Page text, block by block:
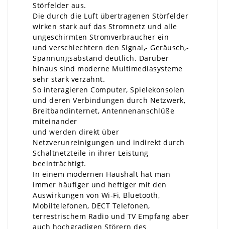
Störfelder aus.
Die durch die Luft übertragenen Störfelder
wirken stark auf das Stromnetz und alle
ungeschirmten Stromverbraucher ein
und verschlechtern den Signal,- Geräusch,-
Spannungsabstand deutlich. Darüber
hinaus sind moderne Multimediasysteme
sehr stark verzahnt.
So interagieren Computer, Spielekonsolen
und deren Verbindungen durch Netzwerk,
Breitbandinternet, Antennenanschlüße
miteinander
und werden direkt über
Netzverunreinigungen und indirekt durch
Schaltnetzteile in ihrer Leistung
beeinträchtigt.
In einem modernen Haushalt hat man
immer häufiger und heftiger mit den
Auswirkungen von Wi-Fi, Bluetooth,
Mobiltelefonen, DECT Telefonen,
terrestrischem Radio und TV Empfang aber
auch hochgradigen Störern des